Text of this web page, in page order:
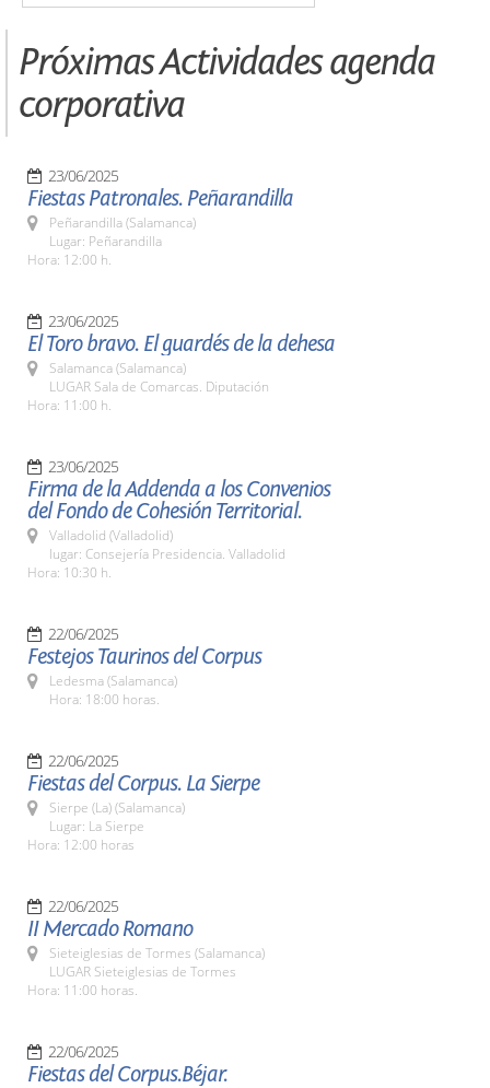
Próximas Actividades agenda
corporativa
23/06/2025
Fiestas Patronales. Peñarandilla
Peñarandilla (Salamanca)
Lugar: Peñarandilla
Hora: 12:00 h.
23/06/2025
El Toro bravo. El guardés de la dehesa
Salamanca (Salamanca)
LUGAR Sala de Comarcas. Diputación
Hora: 11:00 h.
23/06/2025
Firma de la Addenda a los Convenios
del Fondo de Cohesión Territorial.
Valladolid (Valladolid)
lugar: Consejería Presidencia. Valladolid
Hora: 10:30 h.
22/06/2025
Festejos Taurinos del Corpus
Ledesma (Salamanca)
Hora: 18:00 horas.
22/06/2025
Fiestas del Corpus. La Sierpe
Sierpe (La) (Salamanca)
Lugar: La Sierpe
Hora: 12:00 horas
22/06/2025
II Mercado Romano
Sieteiglesias de Tormes (Salamanca)
LUGAR Sieteiglesias de Tormes
Hora: 11:00 horas.
22/06/2025
Fiestas del Corpus.Béjar.